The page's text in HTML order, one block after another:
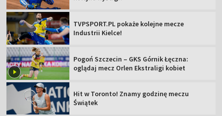
TVPSPORT.PL pokaże kolejne mecze
Industrii Kielce!
Pogoń Szczecin – GKS Górnik Łęczna:
oglądaj mecz Orlen Ekstraligi kobiet
Hit w Toronto! Znamy godzinę meczu
Świątek